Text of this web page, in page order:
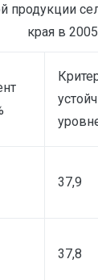
продукции
края в
37,9
37,8